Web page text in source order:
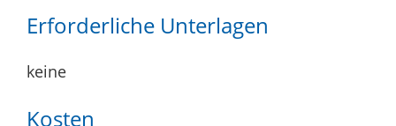
Erforderliche Unterlagen
keine
Kosten